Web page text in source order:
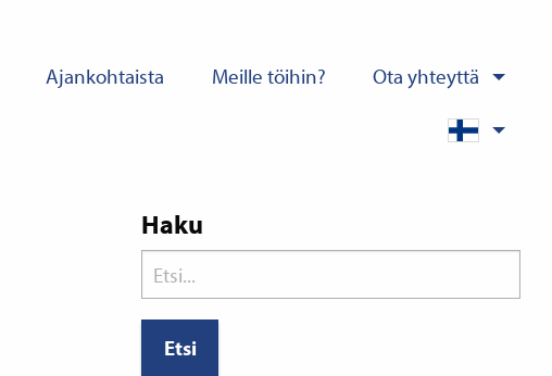
Ajankohtaista Meille töihin? Ota yhteyttä
Haku
Search
for: